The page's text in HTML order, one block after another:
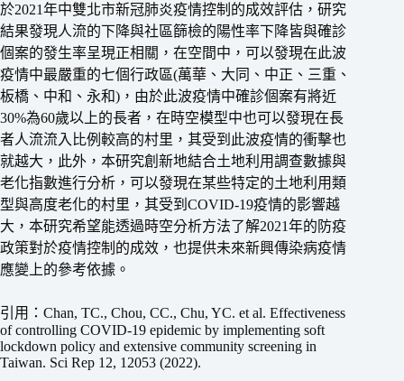
於2021年中雙北市新冠肺炎疫情控制的成效評估，研究
結果發現人流的下降與社區篩檢的陽性率下降皆與確診
個案的發生率呈現正相關，在空間中，可以發現在此波
疫情中最嚴重的七個行政區(萬華、大同、中正、三重、
板橋、中和、永和)，由於此波疫情中確診個案有將近
30%為60歲以上的長者，在時空模型中也可以發現在長
者人流流入比例較高的村里，其受到此波疫情的衝擊也
就越大，此外，本研究創新地結合土地利用調查數據與
老化指數進行分析，可以發現在某些特定的土地利用類
型與高度老化的村里，其受到COVID-19疫情的影響越
大，本研究希望能透過時空分析方法了解2021年的防疫
政策對於疫情控制的成效，也提供未來新興傳染病疫情
應變上的參考依據。
引用：Chan, TC., Chou, CC., Chu, YC. et al. Effectiveness
of controlling COVID-19 epidemic by implementing soft
lockdown policy and extensive community screening in
Taiwan. Sci Rep 12, 12053 (2022).